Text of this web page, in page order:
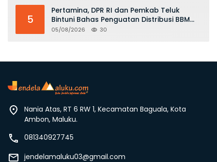
5
Pertamina, DPR RI dan Pemkab Teluk
Bintuni Bahas Penguatan Distribusi BBM
dan LPG
05/08/2026 30
Nania Atas, RT 6 RW 1, Kecamatan Baguala, Kota
Ambon, Maluku.
081340927745
jendelamaluku03@gmail.com